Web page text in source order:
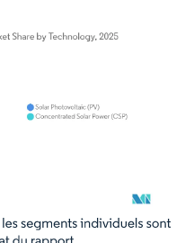
nécessite une attribution sous CC BY